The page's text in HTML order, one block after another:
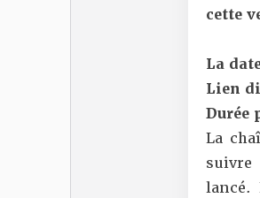
cette
La
Lien
Durée
La
suivre
lancé.